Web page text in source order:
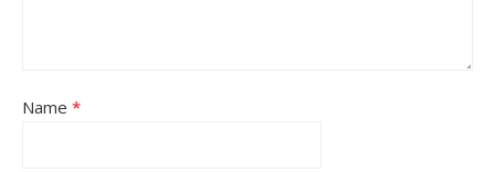
Name *